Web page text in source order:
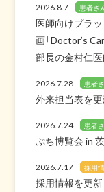
2026.8.7 患者さ
医師向けプラ
画「Doctor’s
部長の金村仁医
2026.7.28 患者
外来担当表を
2026.7.24 患者
ぷち博覧会 in
2026.7.17 採用
採用情報を更新